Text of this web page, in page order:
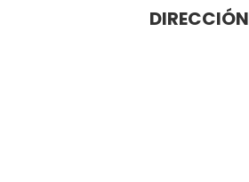
DIRECCIÓN